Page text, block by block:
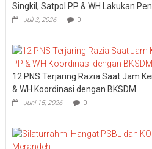
Singkil, Satpol PP & WH Lakukan
Juli 3, 2026 0
12 PNS Terjaring Razia Saat Jam
& WH Koordinasi dengan BKSDM
Juni 15, 2026 0